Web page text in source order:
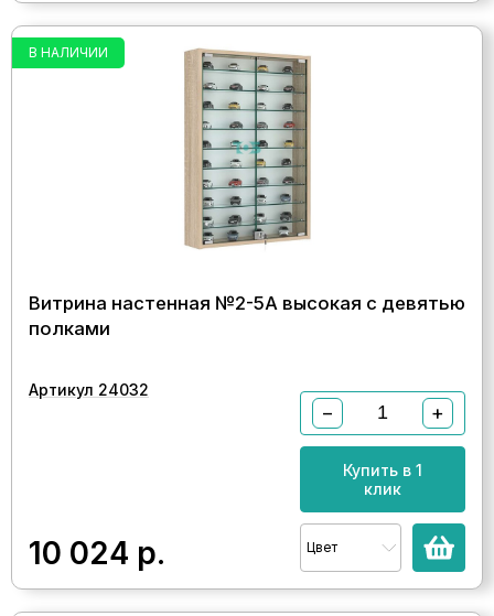
В НАЛИЧИИ
Витрина настенная №2-5А высокая с девятью
полками
Артикул 24032
10 024 р.
− +
Купить в 1
клик
Цвет